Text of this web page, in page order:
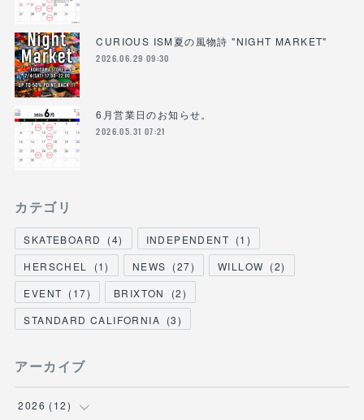
CURIOUS ISM夏の風物詩 "NIGHT MARKET"
2026.06.29 09:30
6月営業日のお知らせ。
2026.05.31 07:21
カテゴリ
SKATEBOARD (4) INDEPENDENT (1 )
HERSCHEL
(1) NEWS (27) WILLOW (2)
EVENT (17) BRIXTON (2)
STANDARD CALIFORNIA (3)
アーカイブ
2026 (12)